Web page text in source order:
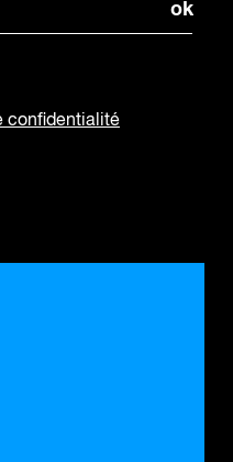
confidentialité